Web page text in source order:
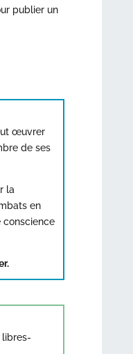
publier un
œuvrer
de ses
la
en
libres-